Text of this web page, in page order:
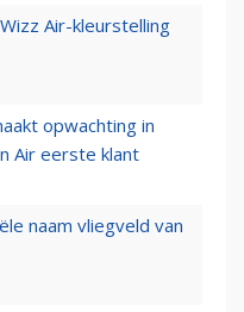
Air-kleurstelling
opwachting in
Air eerste klant
naam vliegveld van